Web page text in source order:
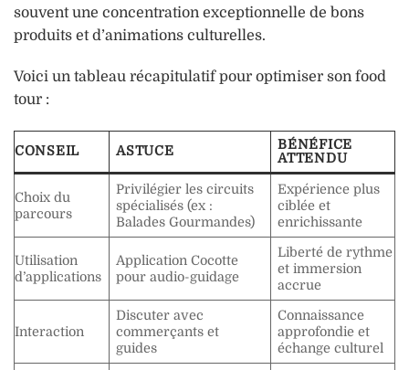
souvent une concentration exceptionnelle de bons
produits et d’animations culturelles.
Voici un tableau récapitulatif pour optimiser son food
tour :
CONSEIL ASTUCE
BÉNÉFICE
ATTENDU
Choix du
parcours
Privilégier les circuits
spécialisés (ex :
Balades Gourmandes)
Expérience plus
ciblée et
enrichissante
Utilisation
d’applications
Application Cocotte
pour audio-guidage
Liberté de rythme
et immersion
accrue
Interaction
Discuter avec
commerçants et
guides
Connaissance
approfondie et
échange culturel